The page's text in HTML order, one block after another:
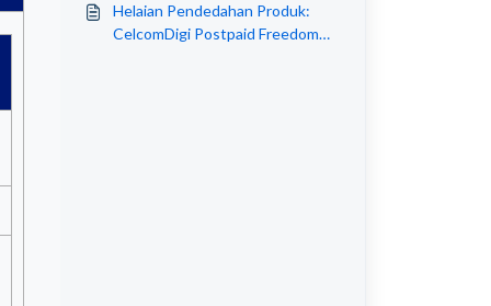
GadgetSIM
Helaian Pendedahan Produk:
CelcomDigi Postpaid Freedom